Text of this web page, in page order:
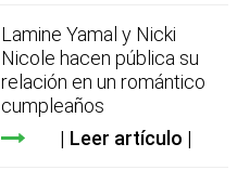
Lamine Yamal y Nicki
Nicole hacen pública su
relación en un romántico
cumpleaños
Leer artículo